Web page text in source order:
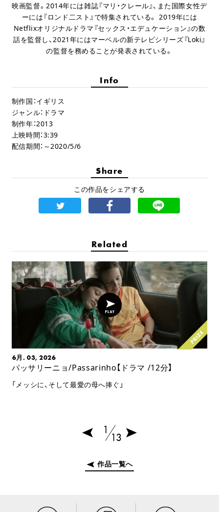
映画監督。2014年には雑誌『マリ・クレール』、また国際女性デ
ーには『ロンド二スト』で特集されている。
2019年には
Netflixオリジナルドラマ『セックス・エデュケーション』の数
話を監督し、2021年にはマーベルの新テレビシリーズ『Loki』
の監督を務めることが発表されている。
Info
制作国：イギリス
ジャンル：ドラマ
制作年：2013
上映時間：3:39
配信期間：～2020/5/6
Share
この作品をシェアする
Related
6月. 03, 2026
パッサリーニョ/Passarinho【ドラマ /12分】
「メッシに、そして最愛の母へ捧ぐ」
1
13
作品一覧へ